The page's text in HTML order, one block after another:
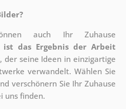
auch Ihr Zuhause
ist das Ergebnis der Arbeit
, der seine Ideen in einzigartige
verwandelt. Wählen Sie
verschönern Sie Ihr Zuhause
uns finden.